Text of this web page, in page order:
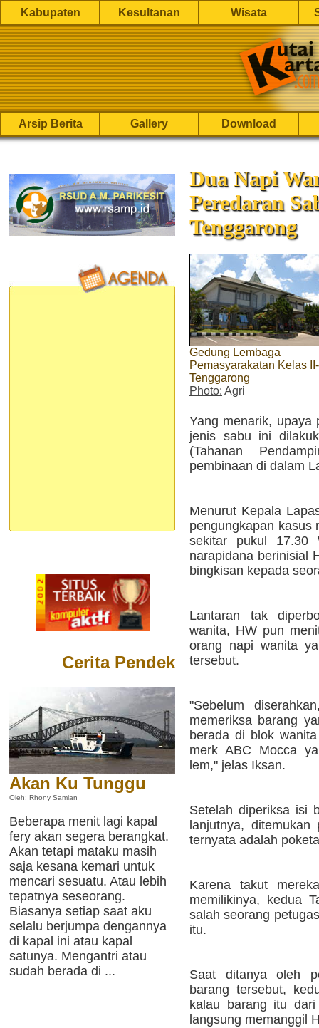
Kabupaten Kesultanan Wisata
Arsip Berita Gallery Download
Cerita Pendek
Akan Ku Tunggu
Oleh: Rhony Samlan
Beberapa menit lagi kapal
fery akan segera berangkat.
Akan tetapi mataku masih
saja kesana kemari untuk
mencari sesuatu. Atau lebih
tepatnya seseorang.
Biasanya setiap saat aku
selalu berjumpa dengannya
di kapal ini atau kapal
satunya. Mengantri atau
sudah berada di ...
Dua Napi
Peredaran
Tenggarong
Gedung Lembaga
Pemasyarakatan Kelas
Tenggarong
Photo: Agri
Yang menarik, upaya
jenis sabu ini
(Tahanan
pembinaan di dalam
Menurut Kepala
pengungkapan kasus
sekitar pukul 17.30
narapidana berinisial
bingkisan kepada
Lantaran tak
wanita, HW pun
orang napi wanita
tersebut.
"Sebelum
memeriksa barang
berada di blok
merk ABC Mocca
lem," jelas Iksan.
Setelah diperiksa isi
lanjutnya,
ternyata adalah
Karena takut
memilikinya, kedua
salah seorang
itu.
Saat ditanya oleh
barang tersebut,
kalau barang itu
langsung memanggil